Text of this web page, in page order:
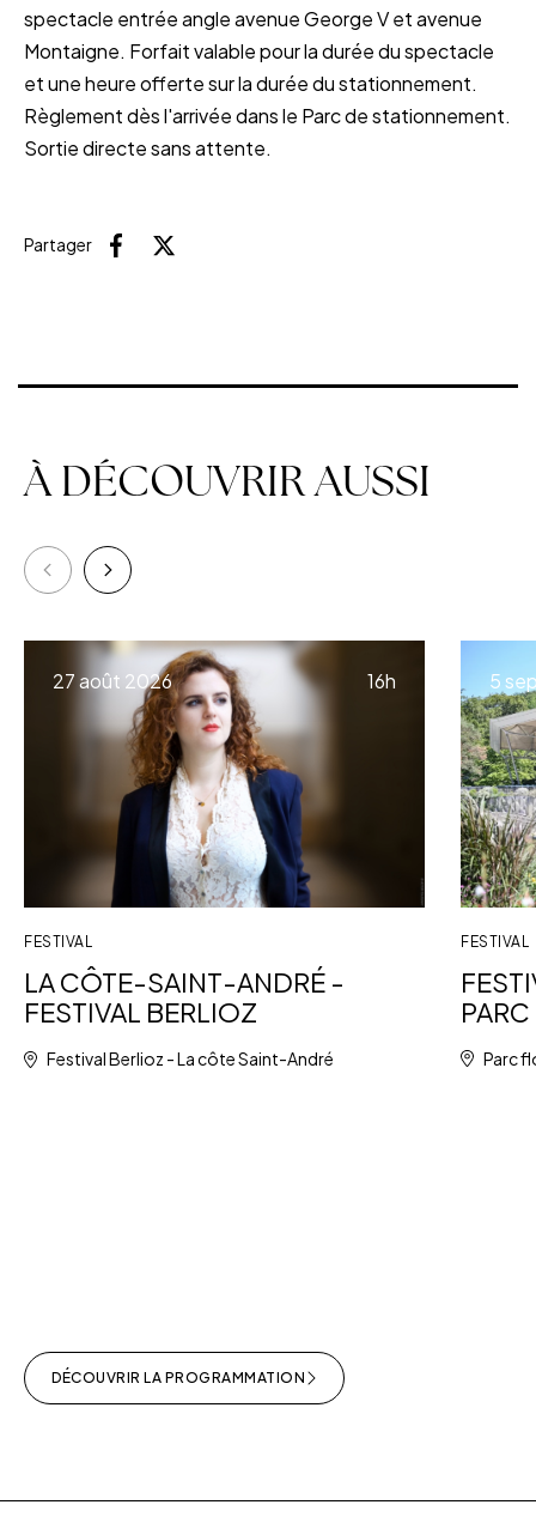
spectacle entrée angle avenue George V et avenue
Montaigne. Forfait valable pour la durée du spectacle
et une heure offerte sur la durée du stationnement.
Règlement dès l'arrivée dans le Parc de stationnement.
Sortie directe sans attente.
Partager FacebookX (Twitter)
À DÉCOUVRIR AUSSI
FESTIVAL
LA CÔTE-SAINT-ANDRÉ -
FESTIVAL BERLIOZ
27 août 2026 à
16h
Festival Berlioz - La côte Saint-André
FESTIVAL
5
Parc
DÉCOUVRIR LA PROGRAMMATION